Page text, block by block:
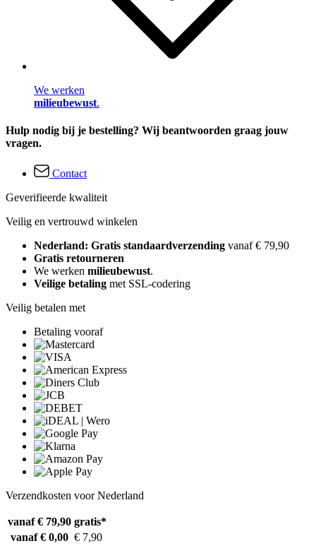
We werken
milieubewust.
Hulp nodig bij je bestelling? Wij beantwoorden graag jouw
vragen.
Contact
Geverifieerde kwaliteit
Veilig en vertrouwd winkelen
Nederland: Gratis standaardverzending vanaf € 79,90
Gratis retourneren
We werken milieubewust.
Veilige betaling met SSL-codering
Veilig betalen met
Betaling vooraf
Verzendkosten voor Nederland
vanaf € 79,90 gratis*
vanaf € 0,00 € 7,90